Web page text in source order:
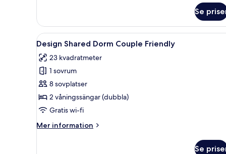
2)
-
endast
kvinnor
eget
badrum
Se
Öppna
alla
foton
för
Design
Shared
Dorm
Friendly
Design Shared Dorm
8
Design Shared Dorm Couple Friendly
23 kvadratmeter
1 sovrum
8 sovplatser
2 våningssängar (dubbla)
Gratis wi-fi
Mer information
Mer
Se